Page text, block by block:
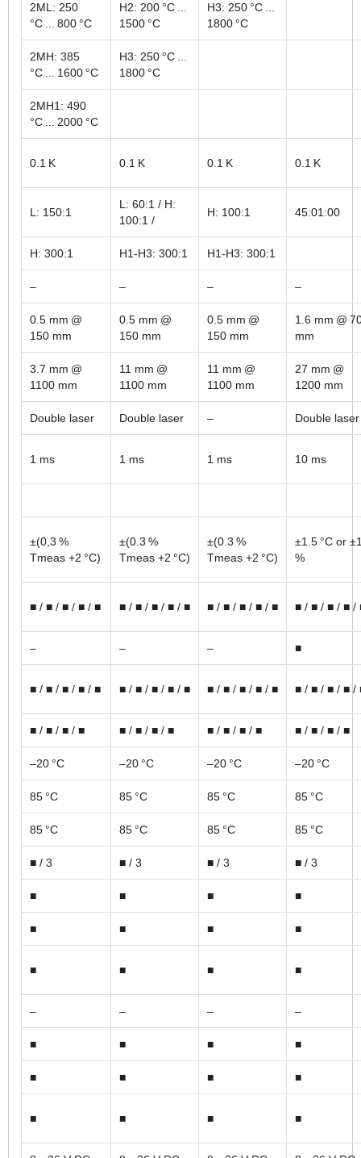
2ML: 250
°C ... 800 °C
H2: 200 °C ...
1500 °C
H3: 250 °C ...
1800 °C
2MH: 385
°C ... 1600 °C
H3: 250 °C ...
1800 °C
2MH1: 490
°C ... 2000 °C
0.1 K 0.1 K 0.1 K 0.1 K
L: 150:1
L: 60:1 / H:
100:1 /
H: 100:1 45:01:00
H: 300:1 H1-H3: 300:1 H1-H3: 300:1
– – – –
0.5 mm @
150 mm
0.5 mm @
150 mm
0.5 mm @
150 mm
1.6 mm @
mm
3.7 mm @
1100 mm
11 mm @
1100 mm
11 mm @
1100 mm
27 mm @
1200 mm
Double laser Double laser – Double laser
1 ms 1 ms 1 ms 10 ms
±(0,3 %
Tmeas +2 °C)
±(0.3 %
Tmeas +2 °C)
±(0.3 %
Tmeas +2 °C)
±1.5 °C or
%
■ / ■ / ■ / ■ / ■ ■ / ■ / ■ / ■ / ■ ■ / ■ / ■ / ■ / ■ ■ / ■ / ■ / ■ /
– – – ■
■ / ■ / ■ / ■ / ■ ■ / ■ / ■ / ■ / ■ ■ / ■ / ■ / ■ / ■ ■ / ■ / ■ / ■ /
■ / ■ / ■ / ■ ■ / ■ / ■ / ■ ■ / ■ / ■ / ■ ■ / ■ / ■ / ■
–20 °C –20 °C –20 °C –20 °C
85 °C 85 °C 85 °C 85 °C
85 °C 85 °C 85 °C 85 °C
■ / 3 ■ / 3 ■ / 3 ■ / 3
■ ■ ■ ■
■ ■ ■ ■
■ ■ ■ ■
– – – –
■ ■ ■ ■
■ ■ ■ ■
■ ■ ■ ■